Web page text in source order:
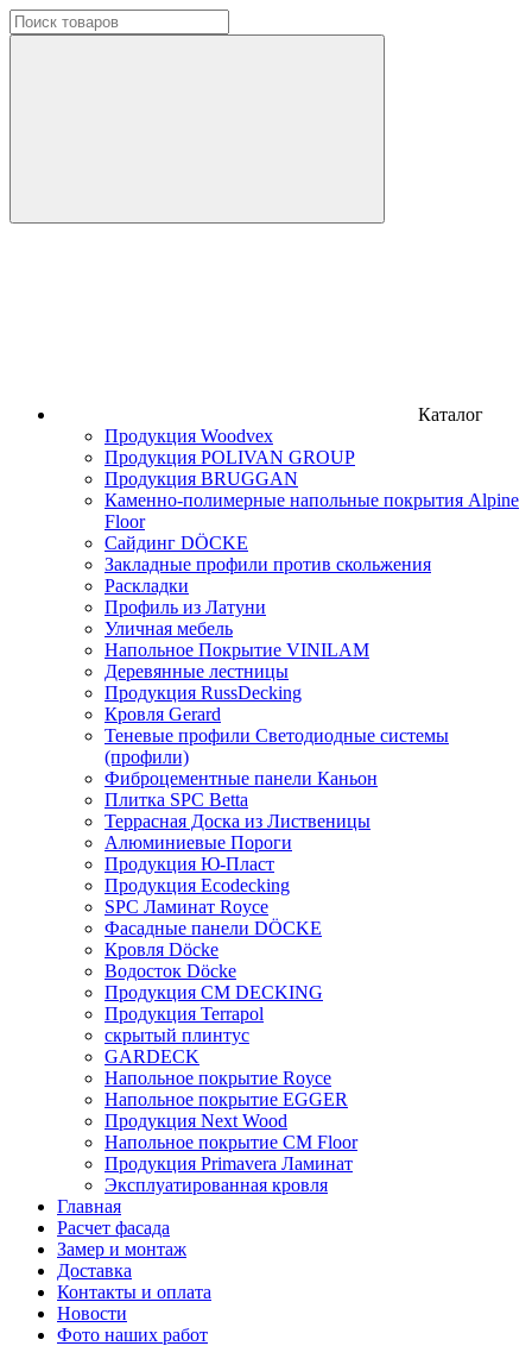
Каталог
Продукция Woodvex
Продукция POLIVAN GROUP
Продукция BRUGGAN
Каменно-полимерные напольные покрытия Alpine
Floor
Сайдинг DÖCKE
Закладные профили против скольжения
Раскладки
Профиль из Латуни
Уличная мебель
Напольное Покрытие VINILAM
Деревянные лестницы
Продукция RussDecking
Кровля Gerard
Теневые профили Светодиодные системы
(профили)
Фиброцементные панели Каньон
Плитка SPC Betta
Террасная Доска из Лиственицы
Алюминиевые Пороги
Продукция Ю-Пласт
Продукция Ecodecking
SPC Ламинат Royce
Фасадные панели DÖCKE
Кровля Döcke
Водосток Döcke
Продукция CM DECKING
Продукция Terrapol
скрытый плинтус
GARDECK
Напольное покрытие Royce
Напольное покрытие EGGER
Продукция Next Wood
Напольное покрытие CM Floor
Продукция Primavera Ламинат
Эксплуатированная кровля
Главная
Расчет фасада
Замер и монтаж
Доставка
Контакты и оплата
Новости
Фото наших работ